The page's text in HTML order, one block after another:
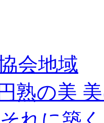
会地域
熟の美